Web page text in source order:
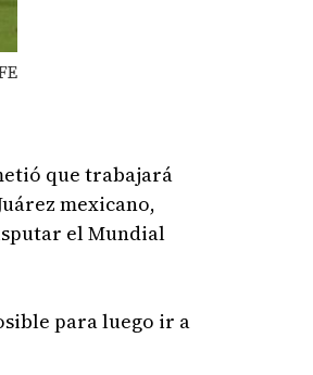
que trabajará
mexicano,
el Mundial
para luego ir a